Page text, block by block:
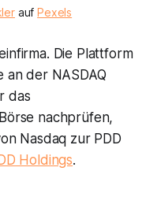
aufPexels
Die Plattform
an der NASDAQ
das
nachprüfen,
Nasdaq zur PDD
Holdings.